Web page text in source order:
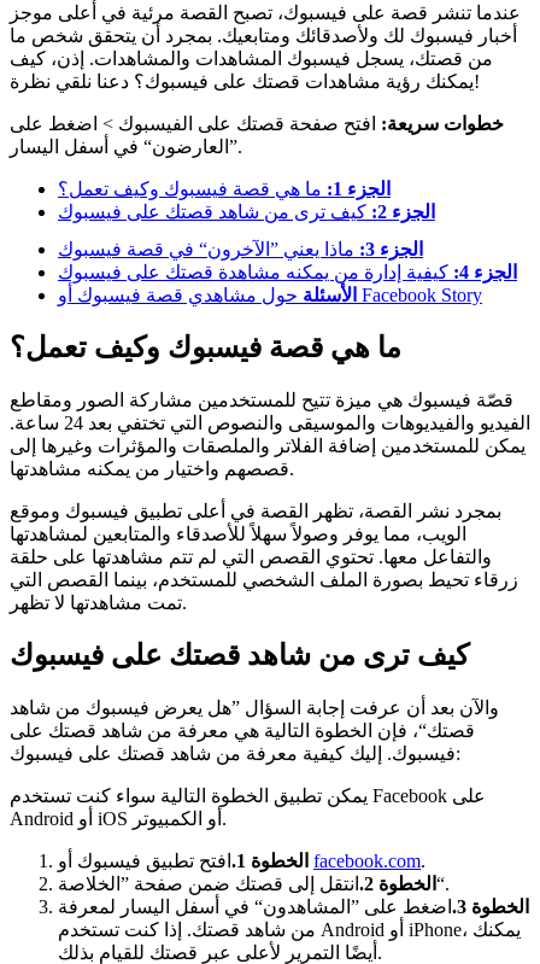
عندما تنشر قصة على فيسبوك، تصبح القصة مرئية في أعلى موجز
أخبار فيسبوك لك ولأصدقائك ومتابعيك. بمجرد أن يتحقق شخص ما
من قصتك، يسجل فيسبوك المشاهدات والمشاهدات. إذن، كيف
يمكنك رؤية مشاهدات قصتك على فيسبوك؟ دعنا نلقي نظرة!
خطوات سريعة: افتح صفحة قصتك على الفيسبوك > اضغط على
”العارضون“ في أسفل اليسار.
الجزء 1:
ما هي قصة فيسبوك وكيف تعمل؟
الجزء 2:
كيف ترى من شاهد قصتك على فيسبوك
الجزء 3:
ماذا يعني ”الآخرون“ في قصة فيسبوك
الجزء 4:
كيفية إدارة من يمكنه مشاهدة قصتك على فيسبوك
الأسئلة حول مشاهدي قصة فيسبوك أو Facebook Story
ما هي قصة فيسبوك وكيف تعمل؟
قصّة فيسبوك هي ميزة تتيح للمستخدمين مشاركة الصور ومقاطع
الفيديو والفيديوهات والموسيقى والنصوص التي تختفي بعد 24 ساعة.
يمكن للمستخدمين إضافة الفلاتر والملصقات والمؤثرات وغيرها إلى
قصصهم واختيار من يمكنه مشاهدتها.
بمجرد نشر القصة، تظهر القصة في أعلى تطبيق فيسبوك وموقع
الويب، مما يوفر وصولاً سهلاً للأصدقاء والمتابعين لمشاهدتها
والتفاعل معها. تحتوي القصص التي لم تتم مشاهدتها على حلقة
زرقاء تحيط بصورة الملف الشخصي للمستخدم، بينما القصص التي
تمت مشاهدتها لا تظهر.
كيف ترى من شاهد قصتك على فيسبوك
والآن بعد أن عرفت إجابة السؤال ”هل يعرض فيسبوك من شاهد
قصتك“، فإن الخطوة التالية هي معرفة من شاهد قصتك على
فيسبوك. إليك كيفية معرفة من شاهد قصتك على فيسبوك:
يمكن تطبيق الخطوة التالية سواء كنت تستخدم Facebook على
Android أو iOS أو الكمبيوتر.
الخطوة 1. facebook.com.
الخطوة 2. انتقل إلى قصتك ضمن صفحة ”الخلاصة“.
الخطوة 3.
اضغط على ”المشاهدون“ في أسفل اليسار لمعرفة
من شاهد قصتك. إذا كنت تستخدم Android أو iPhone، يمكنك
أيضًا التمرير لأعلى عبر قصتك للقيام بذلك.